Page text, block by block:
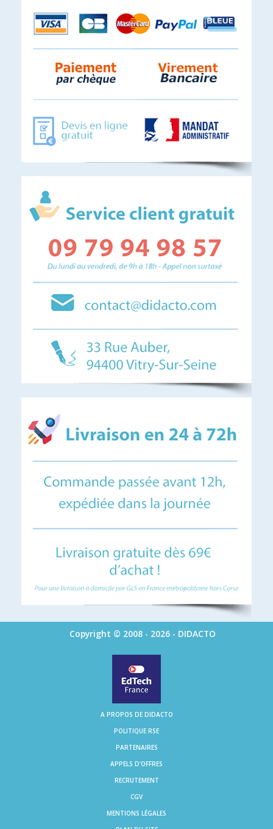
Copyright © 2008 - 2026 - DIDACTO
A PROPOS DE DIDACTO
POLITIQUE RSE
PARTENAIRES
APPELS D'OFFRES
RECRUTEMENT
CGV
MENTIONS LÉGALES